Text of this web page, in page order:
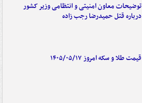
توضیحات معاون امنیتی و انتظامی وزیر کشور
درباره قتل حمیدرضا رجب زاده
قیمت طلا و سکه امروز ۱۴۰۵/۰۵/۱۷